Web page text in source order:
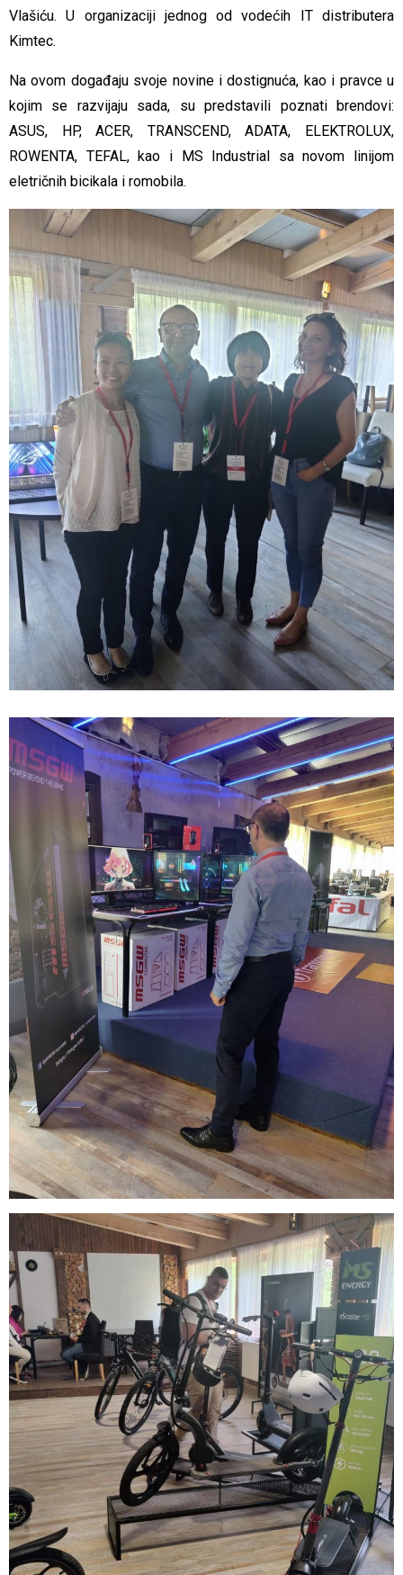
Vlašiću. U organizaciji jednog od vodećih IT distributera
Kimtec.
Na ovom događaju svoje novine i dostignuća, kao i pravce u
kojim se razvijaju sada, su predstavili poznati brendovi:
ASUS, HP, ACER, TRANSCEND, ADATA, ELEKTROLUX,
ROWENTA, TEFAL, kao i MS Industrial sa novom linijom
eletričnih bicikala i romobila.